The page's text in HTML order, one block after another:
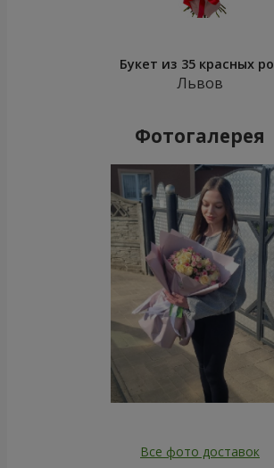
Букет из 35 красных
Львов
Фотогалерея
Все фото доставок